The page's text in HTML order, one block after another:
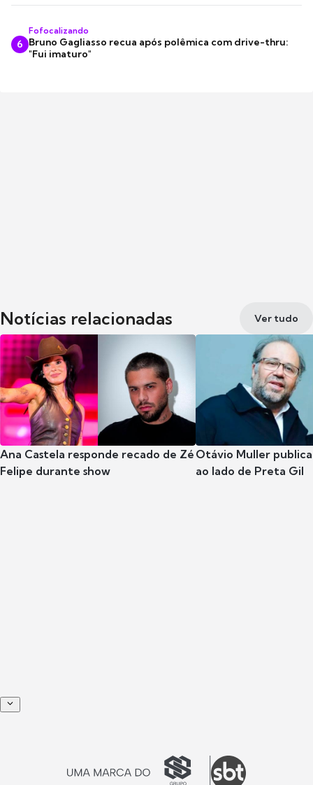
6
Fofocalizando
Bruno Gagliasso recua após polêmica com drive-thru:
"Fui imaturo"
Notícias relacionadas Ver tudo
Ana Castela responde recado de Zé
Felipe durante show
Otávio Muller
ao lado de Preta Gil